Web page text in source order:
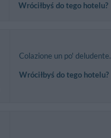
Wróciłbyś do tego hotelu?
Colazione un po' deludente.
Wróciłbyś do tego hotelu?